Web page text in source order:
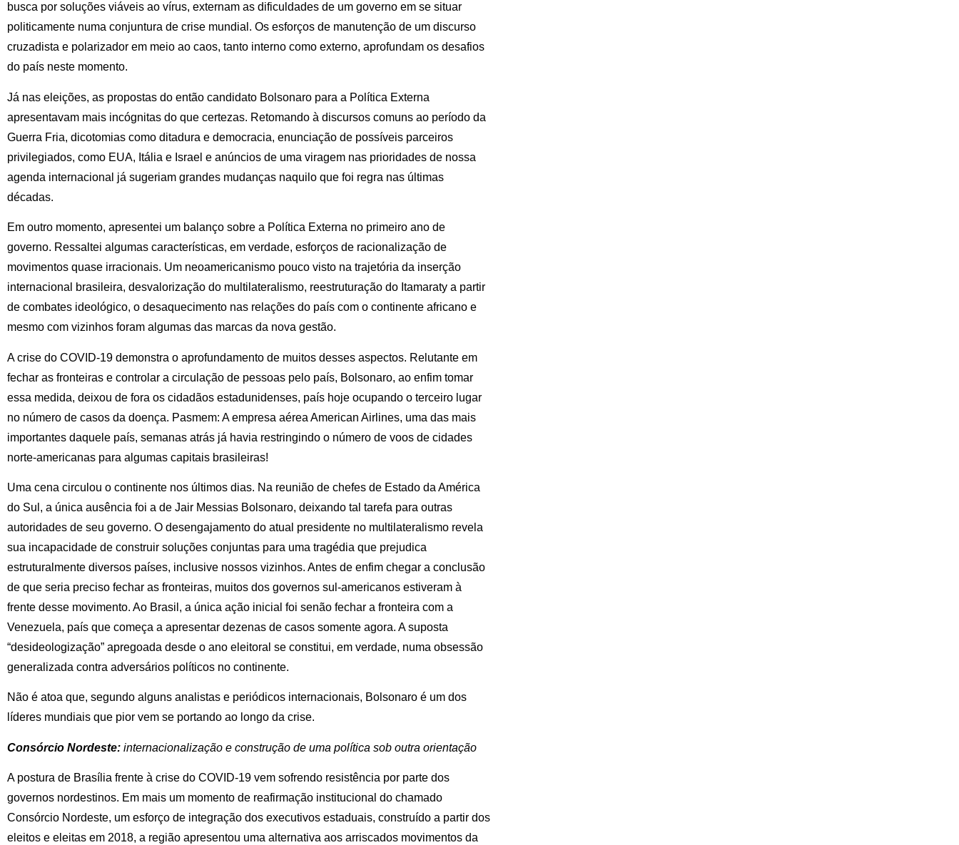
busca por soluções viáveis ao vírus, externam as dificuldades de um governo em se situar
politicamente numa conjuntura de crise mundial. Os esforços de manutenção de um discurso
cruzadista e polarizador em meio ao caos, tanto interno como externo, aprofundam os desafios
do país neste momento.
Já nas eleições, as propostas do então candidato Bolsonaro para a Política Externa
apresentavam mais incógnitas do que certezas. Retomando à discursos comuns ao período da
Guerra Fria, dicotomias como ditadura e democracia, enunciação de possíveis parceiros
privilegiados, como EUA, Itália e Israel e anúncios de uma viragem nas prioridades de nossa
agenda internacional já sugeriam grandes mudanças naquilo que foi regra nas últimas
décadas.
Em outro momento, apresentei um balanço sobre a Política Externa no primeiro ano de
governo. Ressaltei algumas características, em verdade, esforços de racionalização de
movimentos quase irracionais. Um neoamericanismo pouco visto na trajetória da inserção
internacional brasileira, desvalorização do multilateralismo, reestruturação do Itamaraty a partir
de combates ideológico, o desaquecimento nas relações do país com o continente africano e
mesmo com vizinhos foram algumas das marcas da nova gestão.
A crise do COVID-19 demonstra o aprofundamento de muitos desses aspectos. Relutante em
fechar as fronteiras e controlar a circulação de pessoas pelo país, Bolsonaro, ao enfim tomar
essa medida, deixou de fora os cidadãos estadunidenses, país hoje ocupando o terceiro lugar
no número de casos da doença. Pasmem: A empresa aérea American Airlines, uma das mais
importantes daquele país, semanas atrás já havia restringindo o número de voos de cidades
norte-americanas para algumas capitais brasileiras!
Uma cena circulou o continente nos últimos dias. Na reunião de chefes de Estado da América
do Sul, a única ausência foi a de Jair Messias Bolsonaro, deixando tal tarefa para outras
autoridades de seu governo. O desengajamento do atual presidente no multilateralismo revela
sua incapacidade de construir soluções conjuntas para uma tragédia que prejudica
estruturalmente diversos países, inclusive nossos vizinhos. Antes de enfim chegar a conclusão
de que seria preciso fechar as fronteiras, muitos dos governos sul-americanos estiveram à
frente desse movimento. Ao Brasil, a única ação inicial foi senão fechar a fronteira com a
Venezuela, país que começa a apresentar dezenas de casos somente agora. A suposta
“desideologização” apregoada desde o ano eleitoral se constitui, em verdade, numa obsessão
generalizada contra adversários políticos no continente.
Não é atoa que, segundo alguns analistas e periódicos internacionais, Bolsonaro é um dos
líderes mundiais que pior vem se portando ao longo da crise.
Consórcio Nordeste: internacionalização e construção de uma política sob outra orientação
A postura de Brasília frente à crise do COVID-19 vem sofrendo resistência por parte dos
governos nordestinos. Em mais um momento de reafirmação institucional do chamado
Consórcio Nordeste, um esforço de integração dos executivos estaduais, construído a partir dos
eleitos e eleitas em 2018, a região apresentou uma alternativa aos arriscados movimentos da